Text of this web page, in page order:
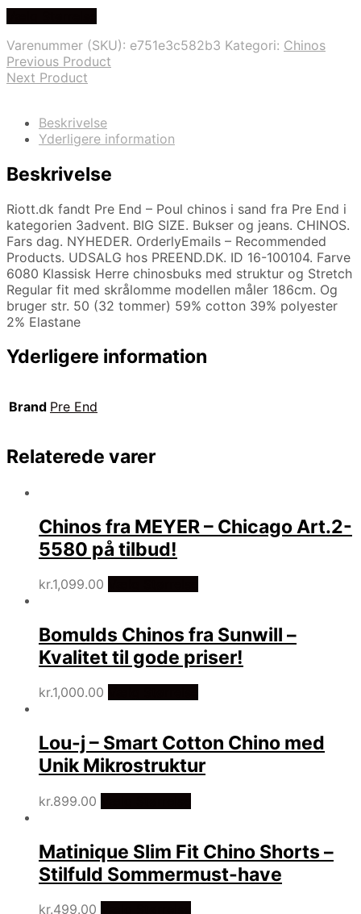
Varenummer (SKU): e751e3c582b3 Kategori: Chinos
Previous Product
Next Product
Beskrivelse
Yderligere information
Beskrivelse
Riott.dk fandt Pre End – Poul chinos i sand fra Pre End i
kategorien 3advent. BIG SIZE. Bukser og jeans. CHINOS.
Fars dag. NYHEDER. OrderlyEmails – Recommended
Products. UDSALG hos PREEND.DK. ID 16-100104. Farve
6080 Klassisk Herre chinosbuks med struktur og Stretch
Regular fit med skrålomme modellen måler 186cm. Og
bruger str. 50 (32 tommer) 59% cotton 39% polyester
2% Elastane
Yderligere information
Brand Pre End
Relaterede varer
Chinos fra MEYER – Chicago Art.2-
5580 på tilbud!
kr.1,099.00
Bomulds Chinos fra Sunwill –
Kvalitet til gode priser!
kr.1,000.00
Lou-j – Smart Cotton Chino med
Unik Mikrostruktur
kr.899.00
Matinique Slim Fit Chino Shorts –
Stilfuld Sommermust-have
kr.499.00